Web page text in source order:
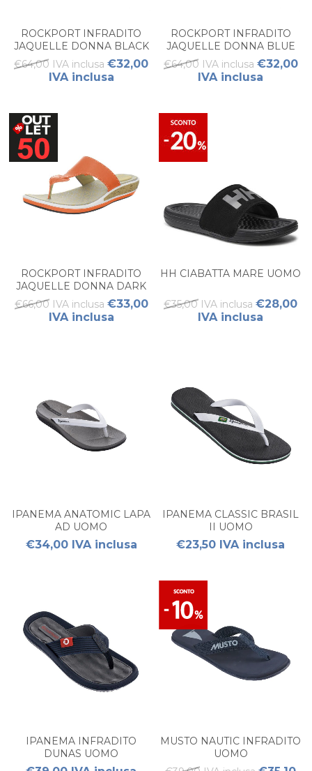
ROCKPORT INFRADITO
JAQUELLE DONNA BLACK
€64,00 IVA inclusa €32,00
IVA inclusa
ROCKPORT INFRADITO
JAQUELLE DONNA BLUE
€64,00 IVA inclusa €32,00
IVA inclusa
ROCKPORT INFRADITO
JAQUELLE DONNA DARK
ORANGE
€66,00 IVA inclusa €33,00
IVA inclusa
HH CIABATTA MARE UOMO
€35,00 IVA inclusa €28,00
IVA inclusa
IPANEMA ANATOMIC LAPA
AD UOMO
€34,00 IVA inclusa
IPANEMA CLASSIC BRASIL
II UOMO
€23,50 IVA inclusa
IPANEMA INFRADITO
DUNAS UOMO
MUSTO NAUTIC INFRADITO
UOMO